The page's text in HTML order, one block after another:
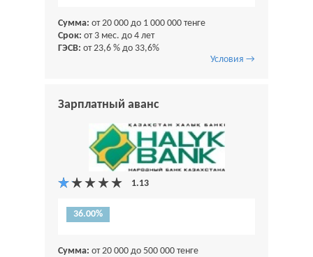
Сумма: от 20 000 до 1 000 000 тенге
Срок: от 3 мес. до 4 лет
ГЭСВ: от 23,6 % до 33,6%
Условия →
Зарплатный аванс
36.00%
Сумма: от 20 000 до 500 000 тенге